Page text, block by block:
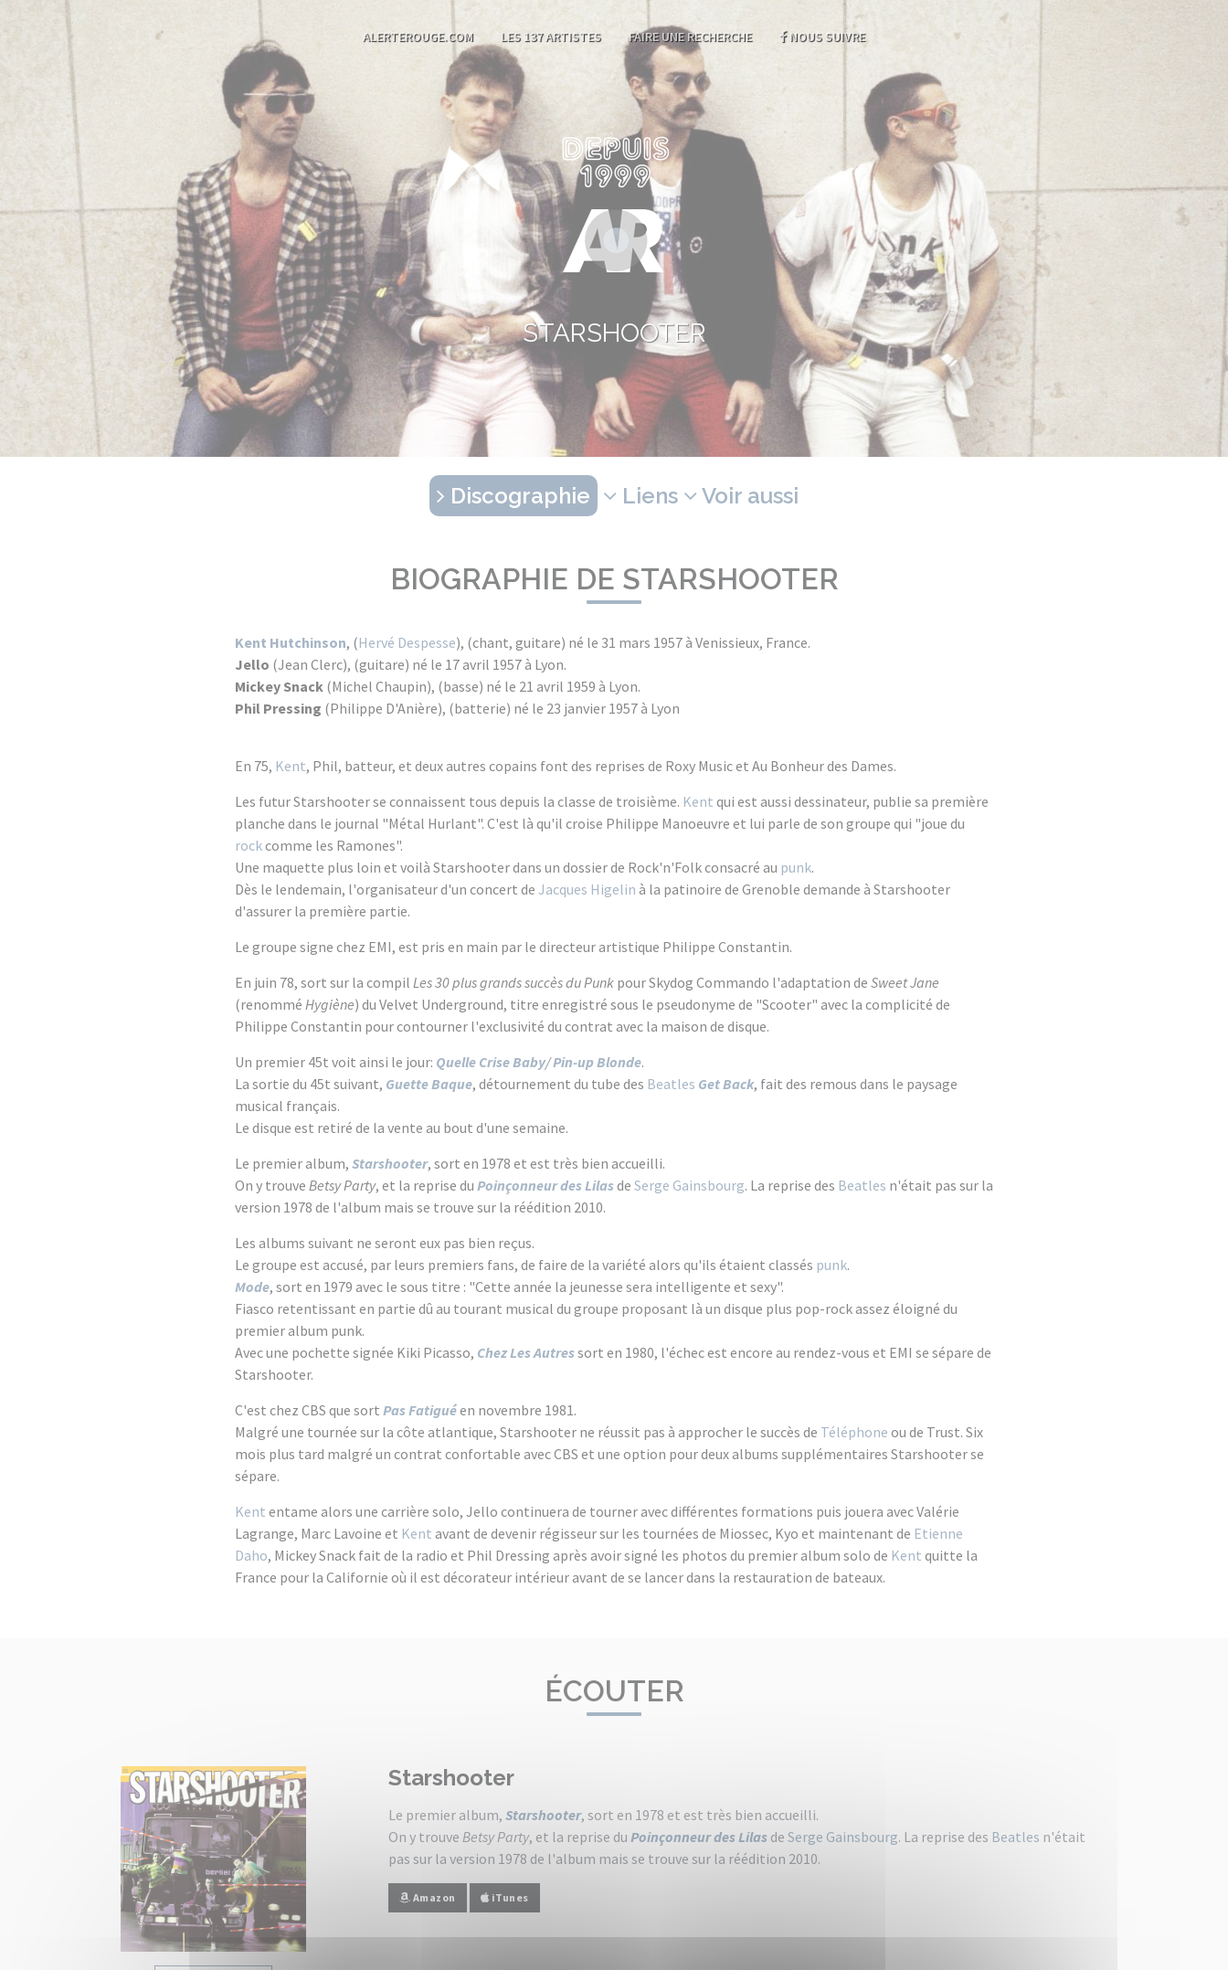
ALERTEROUGE.COM LES 137 ARTISTES FAIRE UNE RECHERCHE NOUS SUIVRE
STARSHOOTER
Discographie Liens Voir aussi
BIOGRAPHIE DE STARSHOOTER
Kent Hutchinson, (Hervé Despesse), (chant, guitare) né le 31 mars 1957 à Venissieux, France.
Jello (Jean Clerc), (guitare) né le 17 avril 1957 à Lyon.
Mickey Snack (Michel Chaupin), (basse) né le 21 avril 1959 à Lyon.
Phil Pressing (Philippe D'Anière), (batterie) né le 23 janvier 1957 à Lyon
En 75, Kent, Phil, batteur, et deux autres copains font des reprises de Roxy Music et Au Bonheur des Dames.
Les futur Starshooter se connaissent tous depuis la classe de troisième. Kent qui est aussi dessinateur, publie sa première
planche dans le journal "Métal Hurlant". C'est là qu'il croise Philippe Manoeuvre et lui parle de son groupe qui "joue du
rockcomme les Ramones".
Une maquette plus loin et voilà Starshooter dans un dossier de Rock'n'Folk consacré au punk.
Dès le lendemain, l'organisateur d'un concert de Jacques Higelin à la patinoire de Grenoble demande à Starshooter
d'assurer la première partie.
Le groupe signe chez EMI, est pris en main par le directeur artistique Philippe Constantin.
En juin 78, sort sur la compil Les 30 plus grands succès du Punk pour Skydog Commando l'adaptation de Sweet Jane
(renommé Hygiène) du Velvet Underground, titre enregistré sous le pseudonyme de "Scooter" avec la complicité de
Philippe Constantin pour contourner l'exclusivité du contrat avec la maison de disque.
Un premier 45t voit ainsi le jour: Quelle Crise Baby/Pin-up Blonde.
La sortie du 45t suivant, Guette Baque, détournement du tube des Beatles Get Back, fait des remous dans le paysage
musical français.
Le disque est retiré de la vente au bout d'une semaine.
Le premier album, Starshooter, sort en 1978 et est très bien accueilli.
On y trouve Betsy Party, et la reprise du Poinçonneur des Lilasde Serge Gainsbourg. La reprise des Beatles n'était pas sur la
version 1978 de l'album mais se trouve sur la réédition 2010.
Les albums suivant ne seront eux pas bien reçus.
Le groupe est accusé, par leurs premiers fans, de faire de la variété alors qu'ils étaient classés punk.
Mode, sort en 1979 avec le sous titre : "Cette année la jeunesse sera intelligente et sexy".
Fiasco retentissant en partie dû au tourant musical du groupe proposant là un disque plus pop-rock assez éloigné du
premier album punk.
Avec une pochette signée Kiki Picasso, Chez Les Autressort en 1980, l'échec est encore au rendez-vous et EMI se sépare de
Starshooter.
C'est chez CBS que sort Pas Fatiguéen novembre 1981.
Malgré une tournée sur la côte atlantique, Starshooter ne réussit pas à approcher le succès de Téléphone ou de Trust. Six
mois plus tard malgré un contrat confortable avec CBS et une option pour deux albums supplémentaires Starshooter se
sépare.
Kent entame alors une carrière solo, Jello continuera de tourner avec différentes formations puis jouera avec Valérie
Lagrange, Marc Lavoine et Kent avant de devenir régisseur sur les tournées de Miossec, Kyo et maintenant de Etienne
Daho, Mickey Snack fait de la radio et Phil Dressing après avoir signé les photos du premier album solo de Kent quitte la
France pour la Californie où il est décorateur intérieur avant de se lancer dans la restauration de bateaux.
ÉCOUTER
Starshooter
Le premier album, Starshooter, sort en 1978 et est très bien accueilli.
On y trouve Betsy Party, et la reprise du Poinçonneur des Lilasde Serge Gainsbourg. La reprise des Beatles n'était
pas sur la version 1978 de l'album mais se trouve sur la réédition 2010.
Amazon iTunes